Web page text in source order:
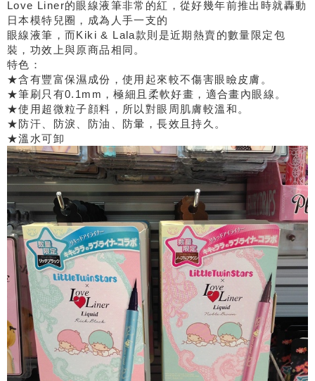
Love Liner的眼線液筆非常的紅，從好幾年前推出時就轟動
日本模特兒圈，成為人手一支的
眼線液筆，而Kiki & Lala款則是近期熱賣的數量限定包
裝，功效上與原商品相同。
特色：
★含有豐富保濕成份，使用起來較不傷害眼瞼皮膚。
★筆刷只有0.1mm，極細且柔軟好畫，適合畫內眼線。
★使用超微粒子顔料，所以對眼周肌膚較溫和。
★防汗、防淚、防油、防暈，長效且持久。
★溫水可卸